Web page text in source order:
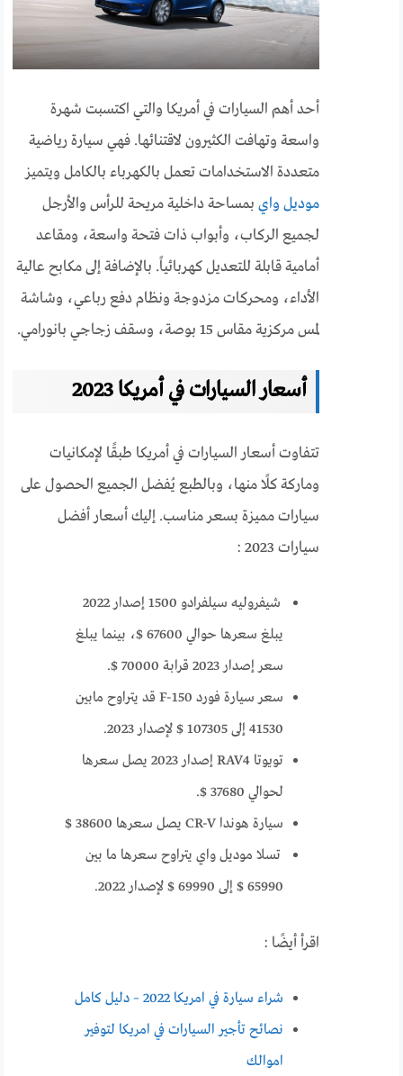
أحد أهم السيارات في أمريكا والتي اكتسبت شهرة
واسعة وتهافت الكثيرون لاقتنائها. فهي سيارة رياضية
متعددة الاستخدامات تعمل بالكهرباء بالكامل ويتميز
موديل واي بمساحة داخلية مريحة للرأس والأرجل
لجميع الركاب، وأبواب ذات فتحة واسعة، ومقاعد
أمامية قابلة للتعديل كهربائياً. بالإضافة إلى مكابح عالية
الأداء، ومحركات مزدوجة ونظام دفع رباعي، وشاشة
لمس مركزية مقاس 15 بوصة، وسقف زجاجي بانورامي.
أسعار السيارات في أمريكا 2023
تتفاوت أسعار السيارات في أمريكا طبقًا لإمكانيات
وماركة كلًا منها، وبالطبع يُفضل الجميع الحصول على
سيارات مميزة بسعر مناسب. إليك أسعار أفضل
سيارات 2023 :
شيفروليه سيلفرادو 1500 إصدار 2022
يبلغ سعرها حوالي 67600 $، بينما يبلغ
سعر إصدار 2023 قرابة 70000 $.
سعر سيارة فورد F-150 قد يتراوح مابين
41530 إلى 107305 $ لإصدار 2023.
تويوتا RAV4 إصدار 2023 يصل سعرها
لحوالي 37680 $.
سيارة هوندا CR-V يصل سعرها 38600 $
تسلا موديل واي يتراوح سعرها ما بين
65990 $ إلى 69990 $ لإصدار 2022.
اقرأ أيضًا :
شراء سيارة في امريكا 2022 – دليل كامل
نصائح تأجير السيارات في امريكا لتوفير
اموالك